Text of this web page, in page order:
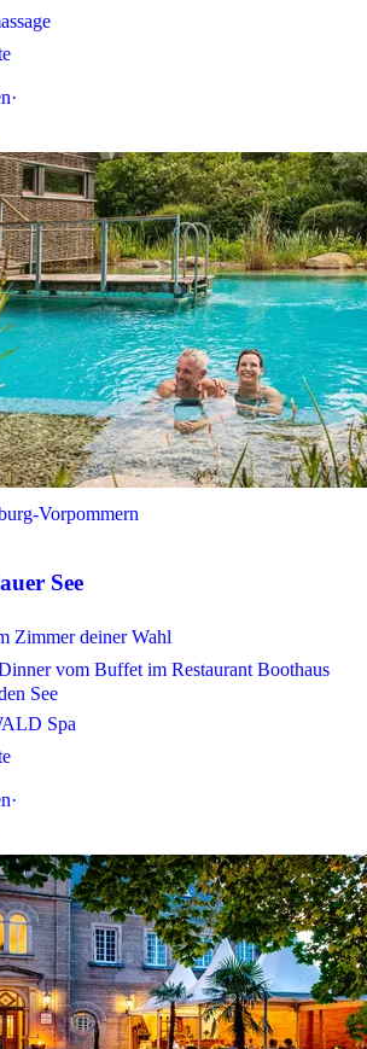
·
Vorpommern
See
Zimmer deiner Wahl
vom Buffet im Restaurant Boothaus
See
Spa
·